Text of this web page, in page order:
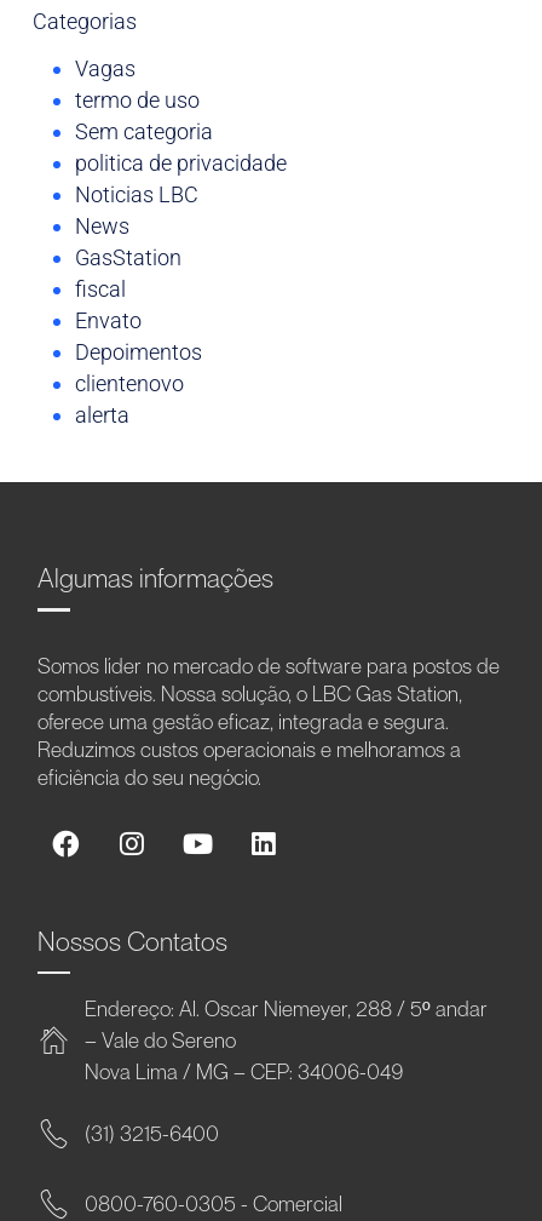
Categorias
Vagas
termo de uso
Sem categoria
politica de privacidade
Noticias LBC
News
GasStation
fiscal
Envato
Depoimentos
clientenovo
alerta
Algumas informações
Somos líder no mercado de software para postos de
combustíveis. Nossa solução, o LBC Gas Station,
oferece uma gestão eficaz, integrada e segura.
Reduzimos custos operacionais e melhoramos a
eficiência do seu negócio.
Nossos Contatos
Endereço: Al. Oscar Niemeyer, 288 / 5º andar
– Vale do Sereno
Nova Lima / MG – CEP: 34006-049
(31) 3215-6400
0800-760-0305 - Comercial